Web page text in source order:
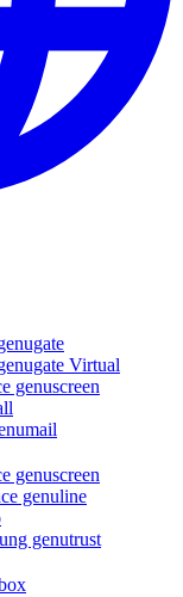
Virtual
genuscreen
genuscreen
genuline
genutrust